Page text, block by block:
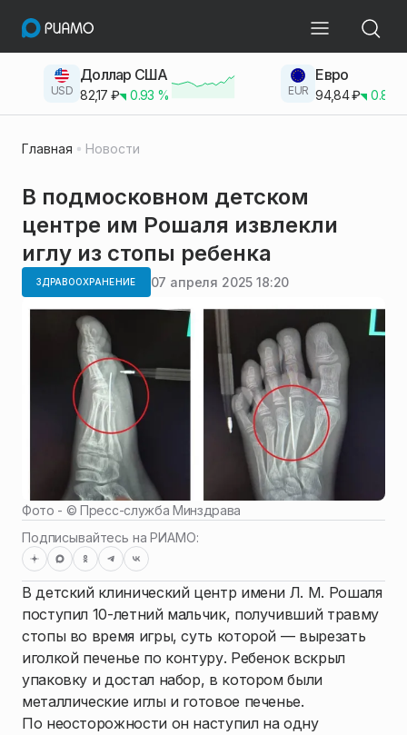
USD
Доллар США
82,17 ₽ 0.93 % EUR
Евро
94,84₽ 0.83
Главная Новости
В подмосковном детском
центре им Рошаля извлекли
иглу из стопы ребенка
ЗДРАВООХРАНЕНИЕ 07 апреля 2025 18:20
Фото - ©Пресс-служба Минздрава
Подписывайтесь на РИАМО:
В детский клинический центр имени Л. М. Рошаля
поступил 10-летний мальчик, получивший травму
стопы во время игры, суть которой — вырезать
иголкой печенье по контуру. Ребенок вскрыл
упаковку и достал набор, в котором были
металлические иглы и готовое печенье.
По неосторожности он наступил на одну